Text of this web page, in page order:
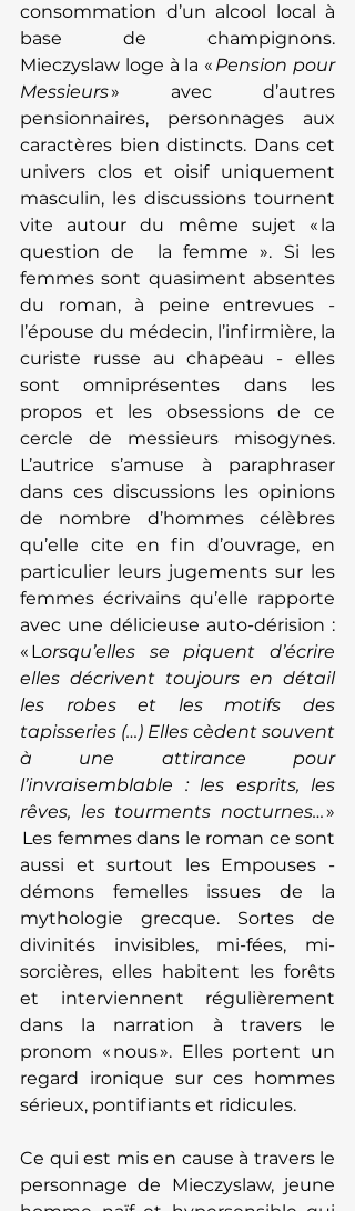
consommation d’un alcool local à
base de champignons.
Mieczyslaw loge à la « Pension pour
Messieurs » avec d’autres
pensionnaires, personnages aux
caractères bien distincts. Dans cet
univers clos et oisif uniquement
masculin, les discussions tournent
vite autour du même sujet « la
question de  la femme ». Si les
femmes sont quasiment absentes
du roman, à peine entrevues -
l’épouse du médecin, l’infirmière, la
curiste russe au chapeau - elles
sont omniprésentes dans les
propos et les obsessions de ce
cercle de messieurs misogynes.
L’autrice s’amuse à paraphraser
dans ces discussions les opinions
de nombre d’hommes célèbres
qu’elle cite en fin d’ouvrage, en
particulier leurs jugements sur les
femmes écrivains qu’elle rapporte
avec une délicieuse auto-dérision :
« Lorsqu’elles se piquent d’écrire
elles décrivent toujours en détail
les robes et les motifs des
tapisseries (…) Elles cèdent souvent
à une attirance pour
l’invraisemblable : les esprits, les
rêves, les tourments nocturnes… »
Les femmes dans le roman ce sont
aussi et surtout les Empouses -
démons femelles issues de la
mythologie grecque. Sortes de
divinités invisibles, mi-fées, mi-
sorcières, elles habitent les forêts
et interviennent régulièrement
dans la narration à travers le
pronom « nous ». Elles portent un
regard ironique sur ces hommes
sérieux, pontifiants et ridicules.
Ce qui est mis en cause à travers le
personnage de Mieczyslaw, jeune